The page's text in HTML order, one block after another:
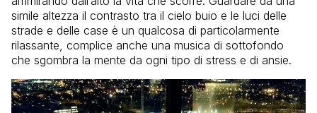
simile altezza il contrasto tra il cielo buio e le luci delle
strade e delle case è un qualcosa di particolarmente
rilassante, complice anche una musica di sottofondo
che sgombra la mente da ogni tipo di stress e di ansie.